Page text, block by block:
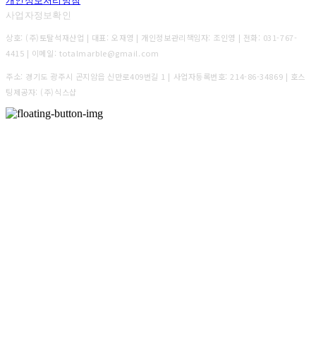
사업자정보확인
상호: (주)토탈석재산업 | 대표: 오재영 | 개인정보관리책임자: 조인영 | 전화: 031-767-
4415 | 이메일: totalmarble@gmail.com
주소: 경기도 광주시 곤지암읍 신만로409번길 1 | 사업자등록번호:214-86-34869 | 호스
팅제공자: (주)식스샵